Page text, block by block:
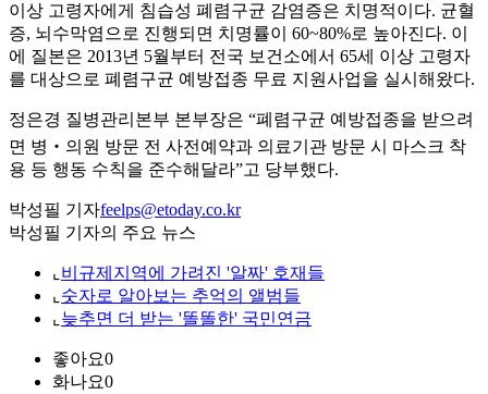
이상 고령자에게 침습성 폐렴구균 감염증은 치명적이다. 균혈
증, 뇌수막염으로 진행되면 치명률이 60~80%로 높아진다. 이
에 질본은 2013년 5월부터 전국 보건소에서 65세 이상 고령자
를 대상으로 폐렴구균 예방접종 무료 지원사업을 실시해왔다.
정은경 질병관리본부 본부장은 “폐렴구균 예방접종을 받으려
면 병‧의원 방문 전 사전예약과 의료기관 방문 시 마스크 착
용 등 행동 수칙을 준수해달라”고 당부했다.
박성필 기자feelps@etoday.co.kr
박성필 기자의 주요 뉴스
⌞ 비규제지역에 가려진 '알짜' 호재들
⌞ 숫자로 알아보는 추억의 앨범들
⌞ 늦추면 더 받는 '똘똘한' 국민연금
좋아요0
화나요0